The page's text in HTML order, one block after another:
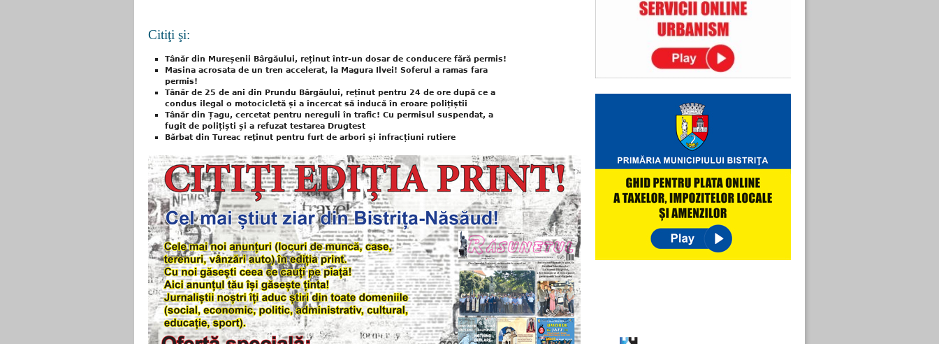
Citiţi şi:
Tânăr din Mureșenii Bârgăului, reținut într-un dosar de conducere fără permis!
Masina acrosata de un tren accelerat, la Magura Ilvei! Soferul a ramas fara
permis!
Tânăr de 25 de ani din Prundu Bârgăului, reținut pentru 24 de ore după ce a
condus ilegal o motocicletă și a încercat să inducă în eroare polițiștii
Tânăr din Țagu, cercetat pentru nereguli în trafic! Cu permisul suspendat, a
fugit de polițiști și a refuzat testarea Drugtest
Bărbat din Tureac reţinut pentru furt de arbori și infracțiuni rutiere